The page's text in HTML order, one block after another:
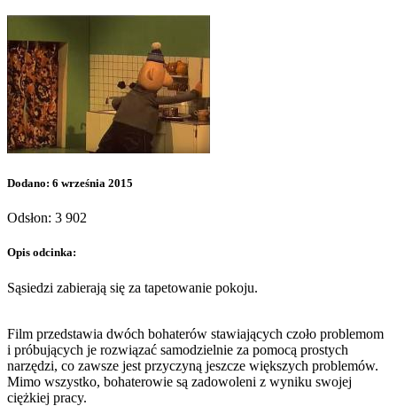
Dodano: 6 września 2015
Odsłon: 3 902
Opis odcinka:
Sąsiedzi zabierają się za tapetowanie pokoju.
Film przedstawia dwóch bohaterów stawiających czoło problemom
i próbujących je rozwiązać samodzielnie za pomocą prostych
narzędzi, co zawsze jest przyczyną jeszcze większych problemów.
Mimo wszystko, bohaterowie są zadowoleni z wyniku swojej
ciężkiej pracy.